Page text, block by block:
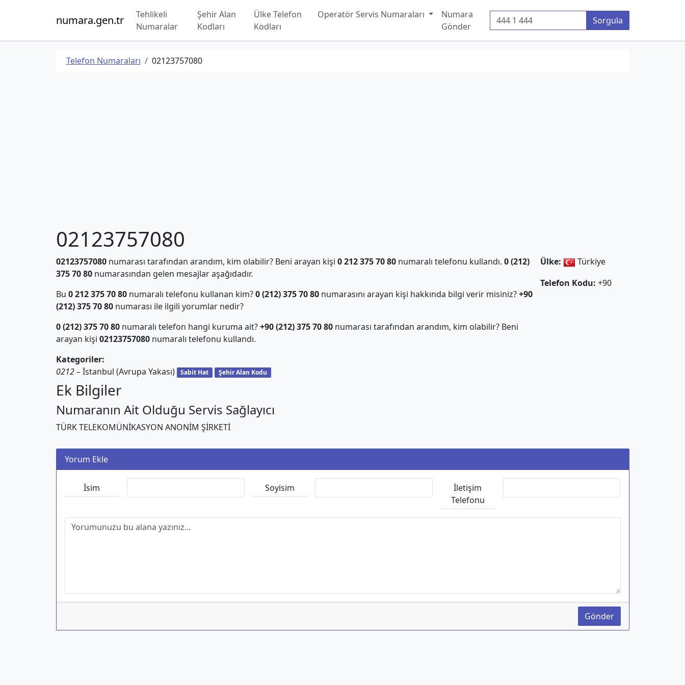
numara.gen.tr
Tehlikeli
Numaralar
Şehir Alan
Kodları
Ülke Telefon
Kodları
Operatör Servis Numaraları
Numara
Gönder
Telefon Numarası Sorgula
Telefon Numaraları 02123757080
02123757080
02123757080numarası tarafından arandım, kim olabilir? Beni arayan kişi 0 212 375 70 80numaralı telefonu kullandı. 0 (212)
375 70 80numarasından gelen mesajlar aşağıdadır.
Bu 0 212 375 70 80numaralı telefonu kullanan kim?0 (212) 375 70 80numarasını arayan kişi hakkında bilgi verir misiniz?+90
(212) 375 70 80numarası ile ilgili yorumlar nedir?
0 (212) 375 70 80numaralı telefon hangi kuruma ait?+90 (212) 375 70 80numarası tarafından arandım, kim olabilir? Beni
arayan kişi 02123757080numaralı telefonu kullandı.
Kategoriler:
0212– İstanbul (Avrupa Yakası) Sabit Hat Şehir Alan Kodu
Ülke:
Türkiye
Telefon Kodu: +90
Ek Bilgiler
Numaranın Ait Olduğu Servis Sağlayıcı
TÜRK TELEKOMÜNİKASYON ANONİM ŞİRKETİ
Yorum Ekle
İsim Soyisim
İletişim
Telefonu
Gönder